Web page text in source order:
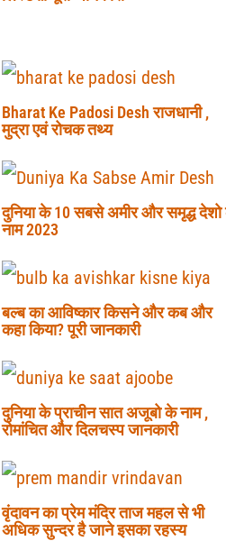
Bharat Ke Padosi Desh राजधानी ,
मुद्रा एवं रोचक तथ्य
दुनिया के 10 सबसे अमीर और समृद्ध
नाम 2023
बल्ब का आविष्कार किसने और कब और
कहा किया? पूरी जानकारी
दुनिया के प्राचीन सात अजूबो के नाम ,
रोमांचित और दिलचस्प जानकारी
वृंदावन का प्रेम मंदिर ताज महल से भी
अधिक सुन्दर है जाने इसका रहस्य